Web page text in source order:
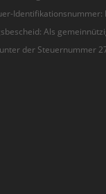
Identifikationsnummer:
Als
unter der Steuernummer